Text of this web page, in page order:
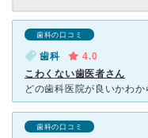
歯科の口コミ
歯科
4.0
こわくない歯医者さん
歯科の口コミ